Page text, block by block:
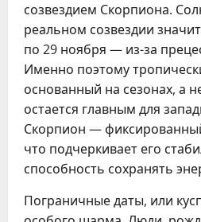
созвездием Скорпиона.
реальном созвездии
по 29 ноября — из-за
Именно поэтому
основанный на сезонах, а
остается главным для
Скорпион —
что подчеркивает его
способность сохранять
Пограничные даты, или